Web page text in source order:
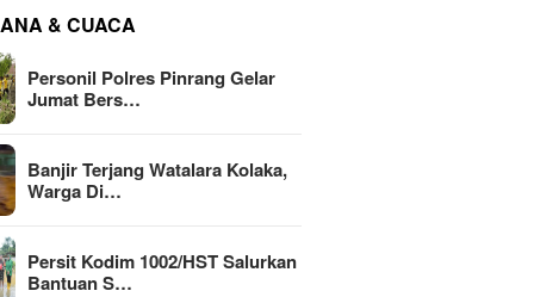
& CUACA
Personil Polres Pinrang Gelar
Jumat Bers…
Banjir Terjang Watalara Kolaka,
Warga Di…
Persit Kodim 1002/HST Salurkan
Bantuan S…